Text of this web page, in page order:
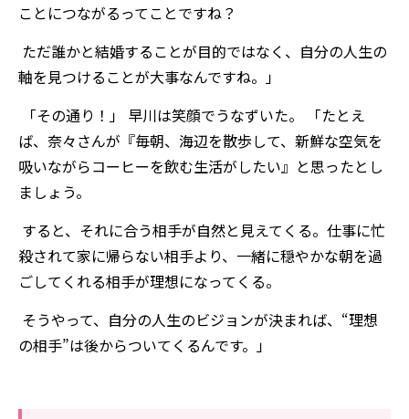
ことにつながるってことですね？
ただ誰かと結婚することが目的ではなく、自分の人生の
軸を見つけることが大事なんですね。」
「その通り！」 早川は笑顔でうなずいた。 「たとえ
ば、奈々さんが『毎朝、海辺を散歩して、新鮮な空気を
吸いながらコーヒーを飲む生活がしたい』と思ったとし
ましょう。
すると、それに合う相手が自然と見えてくる。仕事に忙
殺されて家に帰らない相手より、一緒に穏やかな朝を過
ごしてくれる相手が理想になってくる。
そうやって、自分の人生のビジョンが決まれば、“理想
の相手”は後からついてくるんです。」